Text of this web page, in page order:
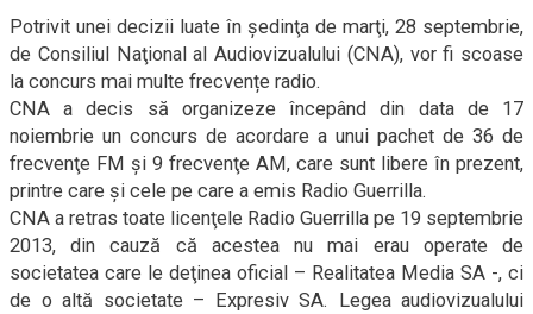
Potrivit unei decizii luate în şedinţa de marţi, 28 septembrie,
de Consiliul Naţional al Audiovizualului (CNA), vor fi scoase
la concurs mai multe frecvențe radio.
CNA a decis să organizeze începând din data de 17
noiembrie un concurs de acordare a unui pachet de 36 de
frecvenţe FM şi 9 frecvenţe AM, care sunt libere în prezent,
printre care și cele pe care a emis Radio Guerrilla.
CNA a retras toate licenţele Radio Guerrilla pe 19 septembrie
2013, din cauză că acestea nu mai erau operate de
societatea care le deţinea oficial – Realitatea Media SA -, ci
de o altă societate – Expresiv SA. Legea audiovizualului